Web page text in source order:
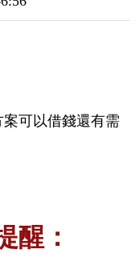
案可以借錢還有需
醒：